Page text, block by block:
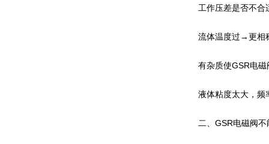
工作压差是否不
流体温度过→更相
有杂质使GSR电
液体粘度太大，
二、GSR电磁阀